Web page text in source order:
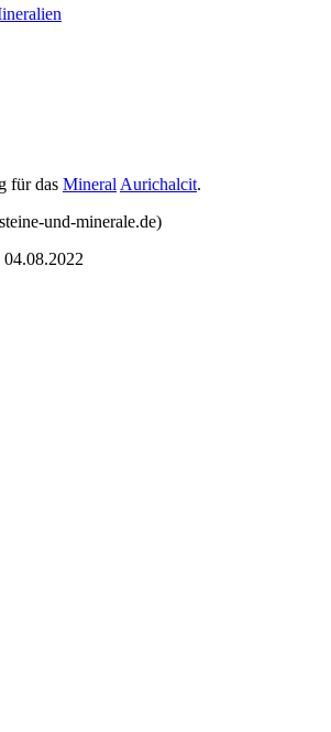
für das Mineral Aurichalcit.
und-minerale.de)